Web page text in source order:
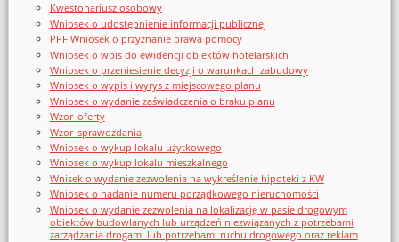
Kwestonariusz osobowy
Wniosek o udostępnienie informacji publicznej
PPF Wniosek o przyznanie prawa pomocy
Wniosek o wpis do ewidencji obiektów hotelarskich
Wniosek o przeniesienie decyzji o warunkach zabudowy
Wniosek o wypis i wyrys z miejscowego planu
Wniosek o wydanie zaświadczenia o braku planu
Wzor_oferty
Wzor_sprawozdania
Wniosek o wykup lokalu użytkowego
Wniosek o wykup lokalu mieszkalnego
Wnisek o wydanie zezwolenia na wykreślenie hipoteki z KW
Wniosek o nadanie numeru porządkowego nieruchomości
Wniosek o wydanie zezwolenia na lokalizację w pasie drogowym
obiektów budowlanych lub urządzeń niezwiązanych z potrzebami
zarządzania drogami lub potrzebami ruchu drogowego oraz reklam